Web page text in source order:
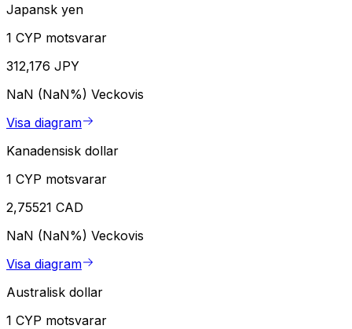
Japansk yen
1 CYP motsvarar
312,176 JPY
NaN (NaN%) Veckovis
Visa diagram
Kanadensisk dollar
1 CYP motsvarar
2,75521 CAD
NaN (NaN%) Veckovis
Visa diagram
Australisk dollar
1 CYP motsvarar